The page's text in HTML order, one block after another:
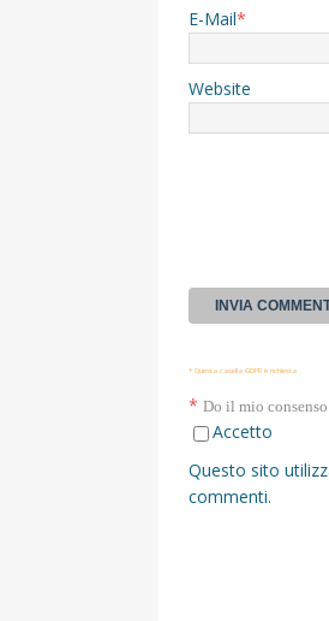
E-Mail*
Website
* Questa casella GDPR è richiesta
* Do il mio
Accetto
Questo sito
commenti.